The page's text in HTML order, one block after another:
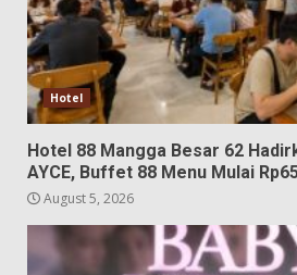
Hotel
Hotel 88 Mangga Besar 62
AYCE, Buffet 88 Menu Mulai
August 5, 2026